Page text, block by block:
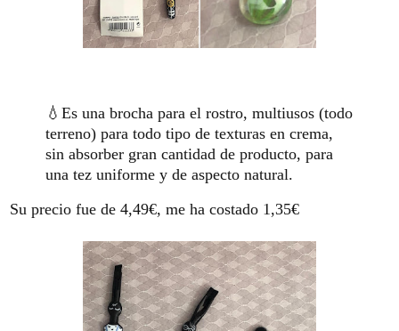
💧Es una brocha para el rostro, multiusos (todo
terreno) para todo tipo de texturas en crema,
sin absorber gran cantidad de producto, para
una tez uniforme y de aspecto natural.
Su precio fue de 4,49€, me ha costado 1,35€